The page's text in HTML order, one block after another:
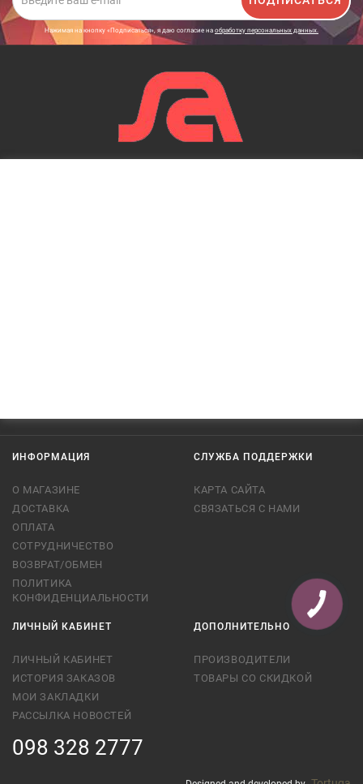
Нажимая на кнопку «Подписаться», я даю cогласие на обработку персональных данных.
ИНФОРМАЦИЯ
О МАГАЗИНЕ
ДОСТАВКА
ОПЛАТА
СОТРУДНИЧЕСТВО
ВОЗВРАТ/ОБМЕН
ПОЛИТИКА
КОНФИДЕНЦИАЛЬНОСТИ
СЛУЖБА ПОДДЕРЖКИ
КАРТА САЙТА
СВЯЗАТЬСЯ С НАМИ
ЛИЧНЫЙ КАБИНЕТ
ЛИЧНЫЙ КАБИНЕТ
ИСТОРИЯ ЗАКАЗОВ
МОИ ЗАКЛАДКИ
РАССЫЛКА НОВОСТЕЙ
ДОПОЛНИТЕЛЬНО
ПРОИЗВОДИТЕЛИ
ТОВАРЫ СО СКИДКОЙ
098 328 2777